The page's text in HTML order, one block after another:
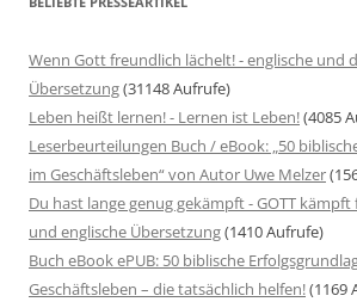
Wenn Gott freundlich lächelt! - englische und
Übersetzung(31148 Aufrufe)
Leben heißt lernen! - Lernen ist Leben!(4085
Leserbeurteilungen Buch / eBook: „50
im Geschäftsleben“ von Autor Uwe Melzer
Du hast lange genug gekämpft - GOTT
und englische Übersetzung(1410 Aufrufe)
Buch eBook ePUB: 50 biblische
Geschäftsleben – die tatsächlich helfen!(1169